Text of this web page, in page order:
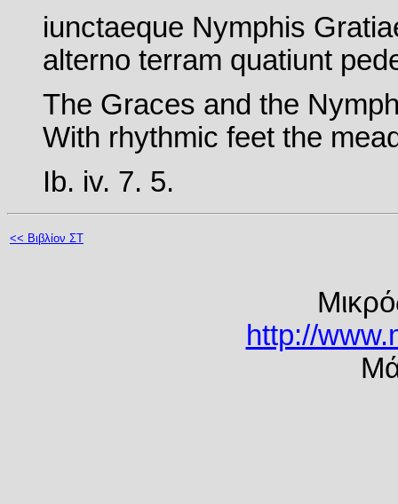
iunctaeque Nymphis
alterno terram quatiunt
The Graces and the
With rhythmic feet the
Ib. iv. 7. 5.
<< Βιβλίον ΣΤ
http://